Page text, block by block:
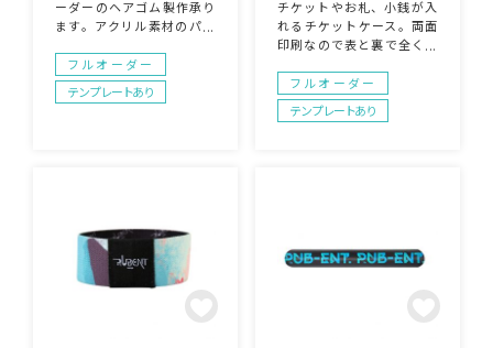
ーダーのヘアゴム製作承り
ます。アクリル素材のパー
ただけます。キャラクタ
ー、ロゴ等ダイカットの形
状も製作可能です。全面ゴ
フルオーダー
テンプレートあり
チケットやお札、小銭が入
れるチケットケース。両面
印刷なので表と裏で全く違
り！ネックストラップをつ
けてチケットホルダー仕様
にしても。ストラップはご
フルオーダー
テンプレートあり